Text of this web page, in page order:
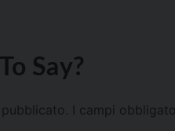
Say?
I campi